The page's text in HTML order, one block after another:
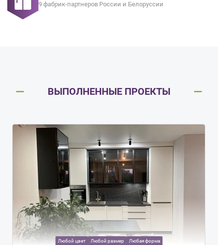
9 фабрик-партнеров России и Белоруссии
ВЫПОЛНЕННЫЕ ПРОЕКТЫ
Любой цвет Любой размер Любая форма